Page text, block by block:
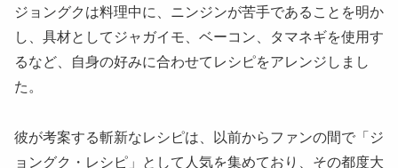
ジョングクは料理中に、ニンジンが苦手であることを明か
し、具材としてジャガイモ、ベーコン、タマネギを使用す
るなど、自身の好みに合わせてレシピをアレンジしまし
た。
彼が考案する斬新なレシピは、以前からファンの間で「ジ
ョングク・レシピ」として人気を集めており、その都度大